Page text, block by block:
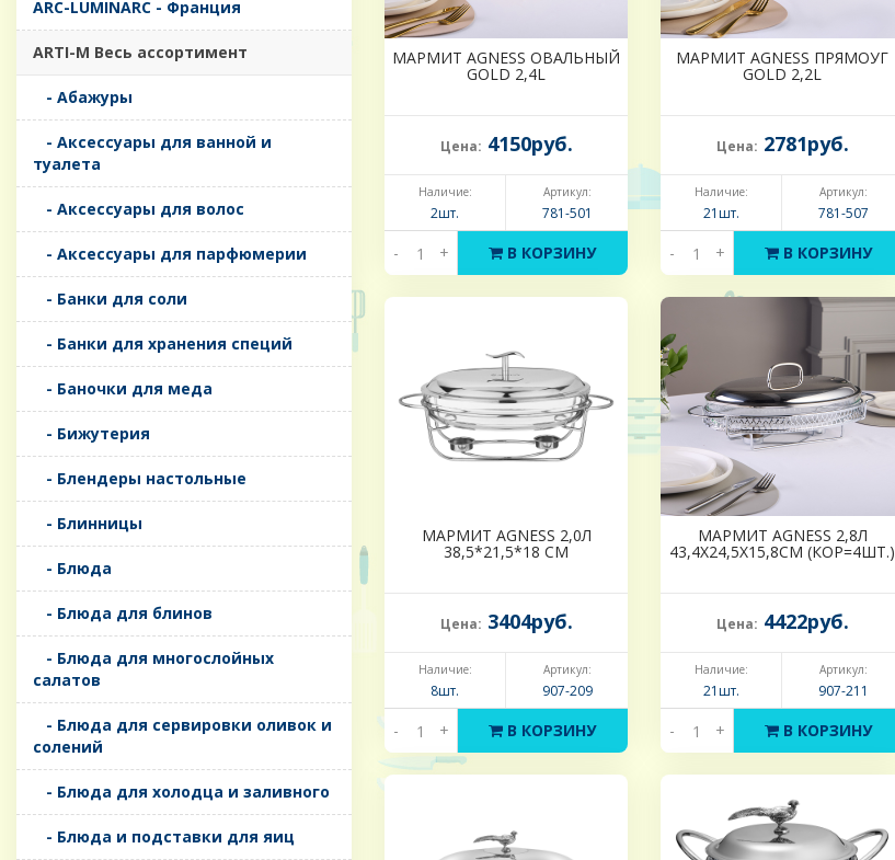
ARC-LUMINARC - Франция
ARTI-M Весь ассортимент
- Абажуры
- Аксессуары для ванной и
туалета
- Аксессуары для волос
- Аксессуары для парфюмерии
- Банки для соли
- Банки для хранения специй
- Баночки для меда
- Бижутерия
- Блендеры настольные
- Блинницы
- Блюда
- Блюда для блинов
- Блюда для многослойных
салатов
- Блюда для сервировки оливок и
солений
- Блюда для холодца и заливного
- Блюда и подставки для яиц
МАРМИТ AGNESS ОВАЛЬНЫЙ
GOLD 2,4L
Цена: 4150руб.
Наличие:
2шт.
Артикул:
781-501
- + В КОРЗИНУ
МАРМИТ AGNESS ПРЯМОУГ
GOLD 2,2L
Цена: 2781руб.
Наличие:
21шт.
Артикул:
781-507
- + В КОРЗИНУ
МАРМИТ AGNESS 2,0Л
38,5*21,5*18 СМ
Цена: 3404руб.
Наличие:
8шт.
Артикул:
907-209
- + В КОРЗИНУ
МАРМИТ AGNESS 2,8Л
43,4Х24,5Х15,8СМ (КОР=4ШТ.)
Цена: 4422руб.
Наличие:
21шт.
Артикул:
907-211
- + В КОРЗИНУ